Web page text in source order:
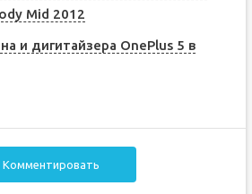
Mid 2012
и дигитайзера OnePlus 5 в
Комментировать